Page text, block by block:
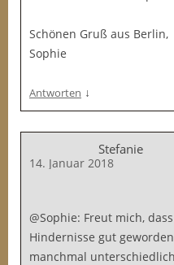
Schönen Gruß aus Berlin,
Sophie
Antworten ↓
Stefanie
14. Januar 2018
@Sophie: Freut mich,
Hindernisse gut
manchmal